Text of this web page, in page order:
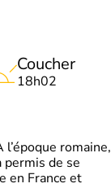
Coucher
18h02
romaine,
permis de se
en France et